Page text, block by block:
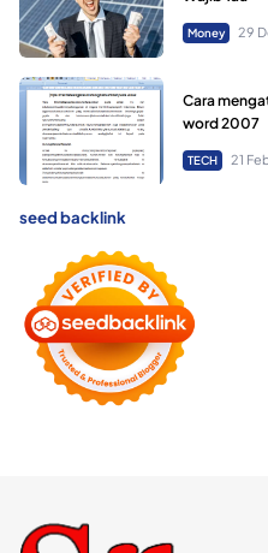
Money 29
Cara
word 2007
TECH 21
seed backlink